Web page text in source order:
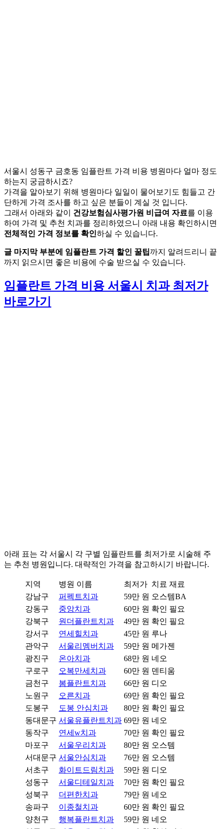
서울시 성동구 금호동 임플란트 가격 비용 병원마다 얼마 정도
하는지 궁금하시죠?
가격을 알아보기 위해 병원마다 일일이 물어보기도 힘들고 간
단하게 가격 조사를 하고 싶은 분들이 계실 것 입니다.
그래서 아래와 같이 건강보험심사평가원 비급여 자료를 이용
하여 가격 및 추천 치과를 정리하였으니 아래 내용 확인하시면
전체적인 가격 정보를 확인하실 수 있습니다.
글 마지막 부분에 임플란트 가격 할인 꿀팁까지 알려드리니 끝
까지 읽으시면 좋은 비용에 수술 받으실 수 있습니다.
임플란트 가격 비용 서울시 치과 최저가
바로가기
아래 표는 각 서울시 각 구별 임플란트를 최저가로 시술해 주
는 추천 병원입니다. 대략적인 가격을 참고하시기 바랍니다.
지역 병원 이름 최저가 치료 재료
강남구
퍼펙트치과 59만 원 오스템BA
강동구
중앙치과 60만 원 확인 필요
강북구
원더플란트치과 49만 원 확인 필요
강서구
연세힐치과 45만 원 루나
관악구
서울리멤버치과 59만 원 메가젠
광진구
온아치과 68만 원 네오
구로구
오복만세치과 60만 원 덴티움
금천구
봄플란트치과 66만 원 디오
노원구
오른치과 69만 원 확인 필요
도봉구
도봉 안심치과 80만 원 확인 필요
동대문구 서울유플란트치과 69만 원 네오
동작구
연세w치과 70만 원 확인 필요
마포구
서울우리치과 80만 원 오스템
서대문구 서울안심치과 76만 원 오스템
서초구
화이트드림치과 59만 원 디오
성동구
서울디테일치과 70만 원 확인 필요
성북구
더편한치과 79만 원 네오
송파구
이종철치과 60만 원 확인 필요
양천구
행복플란트치과 59만 원 네오